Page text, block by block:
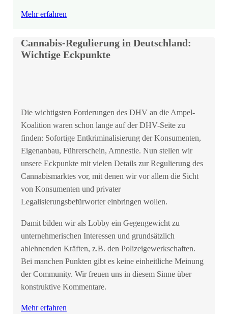
Mehr erfahren
Cannabis-Regulierung in Deutschland:
Wichtige Eckpunkte
Die wichtigsten Forderungen des DHV an die Ampel-
Koalition waren schon lange auf der DHV-Seite zu
finden: Sofortige Entkriminalisierung der Konsumenten,
Eigenanbau, Führerschein, Amnestie. Nun stellen wir
unsere Eckpunkte mit vielen Details zur Regulierung des
Cannabismarktes vor, mit denen wir vor allem die Sicht
von Konsumenten und privater
Legalisierungsbefürworter einbringen wollen.
Damit bilden wir als Lobby ein Gegengewicht zu
unternehmerischen Interessen und grundsätzlich
ablehnenden Kräften, z.B. den Polizeigewerkschaften.
Bei manchen Punkten gibt es keine einheitliche Meinung
der Community. Wir freuen uns in diesem Sinne über
konstruktive Kommentare.
Mehr erfahren